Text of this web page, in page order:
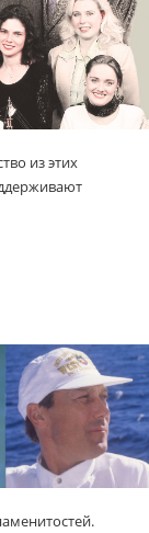
из этих